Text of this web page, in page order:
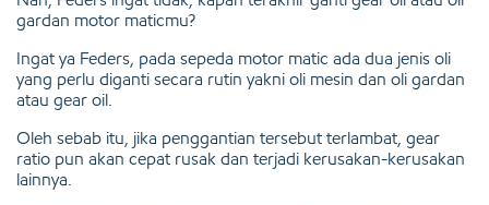
gardan motor maticmu?
Ingat ya Feders, pada sepeda motor matic ada dua jenis oli
yang perlu diganti secara rutin yakni oli mesin dan oli gardan
atau gear oil.
Oleh sebab itu, jika penggantian tersebut terlambat, gear
ratio pun akan cepat rusak dan terjadi kerusakan-kerusakan
lainnya.